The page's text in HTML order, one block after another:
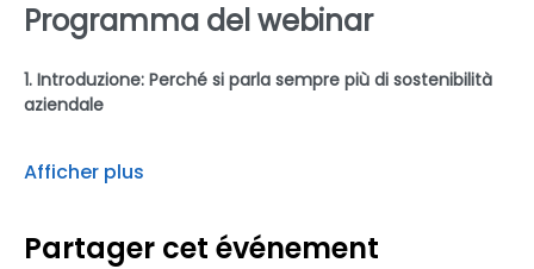
Programma del webinar
1. Introduzione: Perché si parla sempre più di sostenibilità
aziendale
Afficher plus
Partager cet événement